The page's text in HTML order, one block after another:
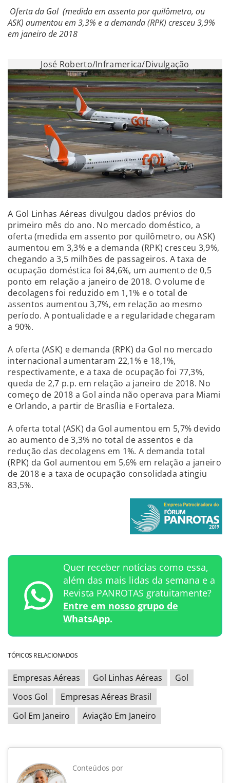
Oferta da Gol (medida em assento por quilômetro, ou
ASK) aumentou em 3,3% e a demanda (RPK) cresceu 3,9%
em janeiro de 2018
José Roberto/Inframerica/Divulgação
A Gol Linhas Aéreas divulgou dados prévios do
primeiro mês do ano. No mercado doméstico, a
oferta (medida em assento por quilômetro, ou ASK)
aumentou em 3,3% e a demanda (RPK) cresceu 3,9%,
chegando a 3,5 milhões de passageiros. A taxa de
ocupação doméstica foi 84,6%, um aumento de 0,5
ponto em relação a janeiro de 2018. O volume de
decolagens foi reduzido em 1,1% e o total de
assentos aumentou 3,7%, em relação ao mesmo
período. A pontualidade e a regularidade chegaram
a 90%.
A oferta (ASK) e demanda (RPK) da Gol no mercado
internacional aumentaram 22,1% e 18,1%,
respectivamente, e a taxa de ocupação foi 77,3%,
queda de 2,7 p.p. em relação a janeiro de 2018. No
começo de 2018 a Gol ainda não operava para Miami
e Orlando, a partir de Brasília e Fortaleza.
A oferta total (ASK) da Gol aumentou em 5,7% devido
ao aumento de 3,3% no total de assentos e da
redução das decolagens em 1%. A demanda total
(RPK) da Gol aumentou em 5,6% em relação a janeiro
de 2018 e a taxa de ocupação consolidada atingiu
83,5%.
Quer receber notícias como essa,
além das mais lidas da semana e a
Revista PANROTAS gratuitamente?
Entre em nosso grupo de
WhatsApp.
TÓPICOS RELACIONADOS
Empresas Aéreas Gol Linhas Aéreas
Gol
Voos Gol
Empresas Aéreas Brasil
Gol Em Janeiro
Aviação Em Janeiro
Conteúdos por